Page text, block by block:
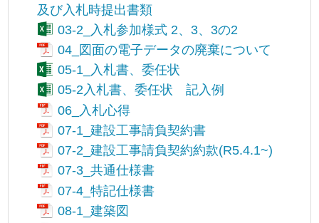
及び入札時提出書類
03-2_入札参加様式 2、3、3の2
04_図面の電子データの廃棄について
05-1_入札書、委任状
05-2入札書、委任状 記入例
06_入札心得
07-1_建設工事請負契約書
07-2_建設工事請負契約約款(R5.4.1~)
07-3_共通仕様書
07-4_特記仕様書
08-1_建築図